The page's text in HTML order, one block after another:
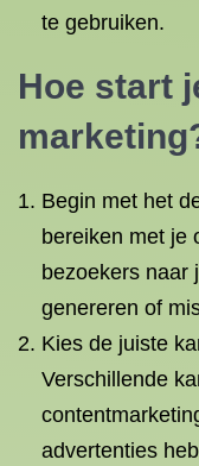
te gebruiken.
Hoe start
Begin met het
bereiken met je
bezoekers naar
genereren of
Kies de juiste
Verschillende
advertenties